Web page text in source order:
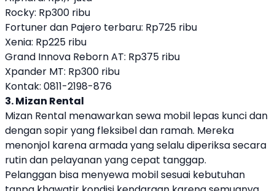
Rocky: Rp300 ribu
Fortuner dan Pajero terbaru: Rp725 ribu
Xenia: Rp225 ribu
Grand Innova Reborn AT: Rp375 ribu
Xpander MT: Rp300 ribu
Kontak: 0811-2198-876
3. Mizan Rental
Mizan Rental menawarkan sewa mobil lepas kunci dan
dengan sopir yang fleksibel dan ramah. Mereka
menonjol karena armada yang selalu diperiksa secara
rutin dan pelayanan yang cepat tanggap.
Pelanggan bisa menyewa mobil sesuai kebutuhan